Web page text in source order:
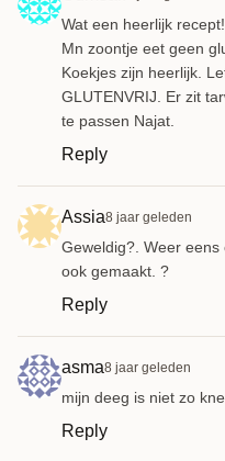
Wat een heerlijk recept!
Mn zoontje eet geen
Koekjes zijn heerlijk.
GLUTENVRIJ. Er zit
te passen Najat.
Reply
Assia8 jaar geleden
Geweldig?. Weer
ook gemaakt. ?
Reply
asma8 jaar geleden
mijn deeg is niet zo
Reply